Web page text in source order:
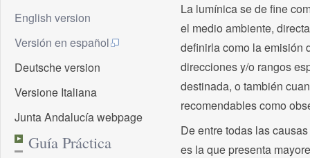
English version
Versión en español
Deutsche version
Versione Italiana
Junta Andalucía webpage
Guía Práctica
La lumínica se de fine
el medio ambiente,
definirla como la emisión
direcciones y/o rangos
destinada, o también
recomendables como
De entre todas las
es la que presenta